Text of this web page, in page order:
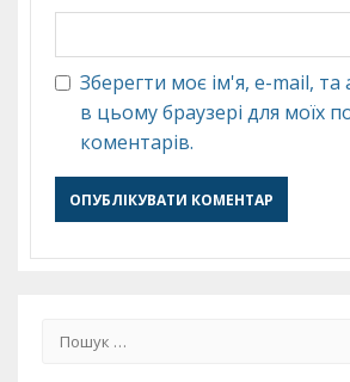
Зберегти моє ім'я, e-mail, та
в цьому браузері для моїх
коментарів.
Пошук: